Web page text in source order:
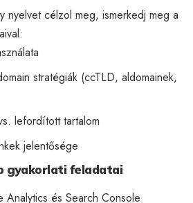
nyelvet célzol meg, ismerkedj meg a
stratégiák (ccTLD, aldomainek,
lefordított tartalom
jelentősége
gyakorlati feladatai
és Search Console